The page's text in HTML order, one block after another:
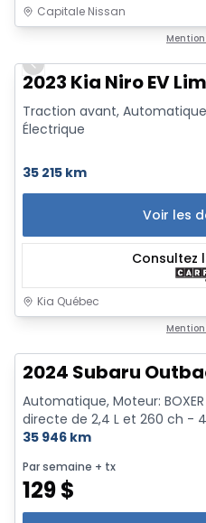
Capitale Nissan
Previous slide
2023 Kia Niro EV
Traction avant,
Électrique
35 215 km
Voir les
Consultez
Kia Québec
2024 Subaru
Automatique, Moteur:
directe de 2,4 L et 260 ch -
35 946 km
Par semaine + tx
129$